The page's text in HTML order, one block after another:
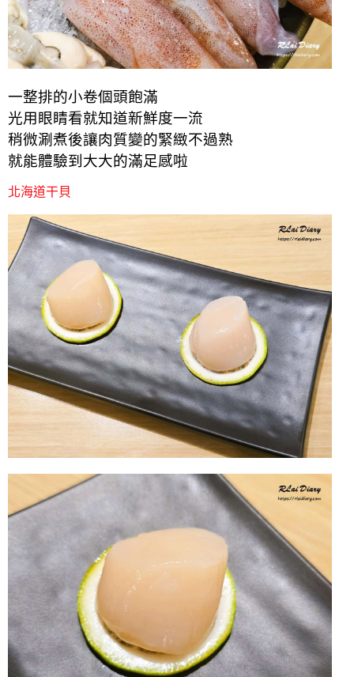
一整排的小卷個頭飽滿
光用眼睛看就知道新鮮度一流
稍微涮煮後讓肉質變的緊緻不過熟
就能體驗到大大的滿足感啦
北海道干貝